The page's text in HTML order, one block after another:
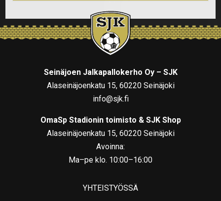
Seinäjoen Jalkapallokerho Oy – SJK
Alaseinäjoenkatu 15, 60220 Seinäjoki
info@sjk.fi
OmaSp Stadionin toimisto & SJK Shop
Alaseinäjoenkatu 15, 60220 Seinäjoki
Avoinna:
Ma–pe klo. 10:00–16:00
YHTEISTYÖSSÄ